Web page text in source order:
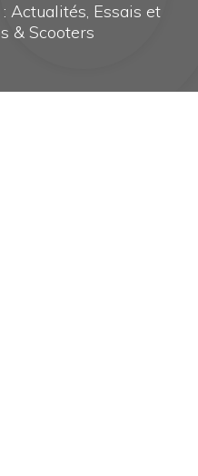
Actualités, Essais et
& Scooters